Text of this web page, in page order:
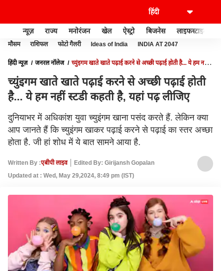
न्यूज़ राज्य मनोरंजन खेल ऐस्ट्रो बिजनेस लाइफस्टाइल
मौसम राशिफल फोटो गैलरी Ideas of India INDIA AT 2047
हिंदी न्यूज़ जनरल नॉलेज
च्युंइगम खाते खाते पढ़ाई करने से अच्छी पढ़ाई होती है... ये हम नहीं
च्युंइगम खाते खाते पढ़ाई करने से अच्छी पढ़ाई होती
है... ये हम नहीं स्टडी कहती है, यहां पढ़ लीजिए
दुनियाभर में अधिकांश युवा च्युइंगम खाना पसंद करते हैं. लेकिन क्या
आप जानते हैं कि च्युइंगम खाकर पढ़ाई करने से पढ़ाई का स्तर अच्छा
होता है. जी हां शोध में ये बात सामने आया है.
Written By :एबीपी लाइव
Edited By: Girijansh Gopalan
Updated at : Wed, May 29,2024, 8:49 pm (IST)